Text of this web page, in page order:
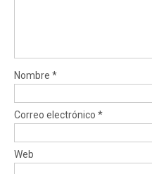
Nombre *
Correo electrónico *
Web